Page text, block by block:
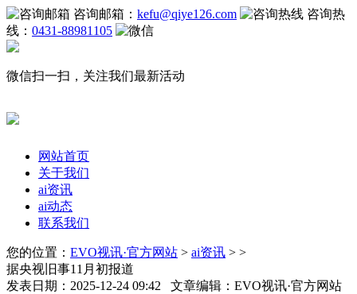
咨询邮箱： kefu@qiye126.com
咨询热
线： 0431-88981105
微信扫一扫，关注我们最新活动
网站首页
关于我们
ai资讯
ai动态
联系我们
您的位置： EVO视讯·官方网站 > ai资讯 > >
据央视旧事11月初报道
发表日期：2025-12-24 09:42 文章编辑：EVO视讯·官方网站